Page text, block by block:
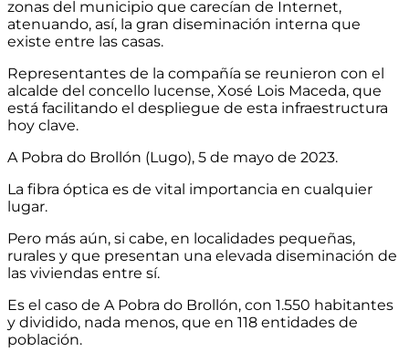
zonas del municipio que carecían de Internet,
atenuando, así, la gran diseminación interna que
existe entre las casas.
Representantes de la compañía se reunieron con el
alcalde del concello lucense, Xosé Lois Maceda, que
está facilitando el despliegue de esta infraestructura
hoy clave.
A Pobra do Brollón (Lugo), 5 de mayo de 2023.
La fibra óptica es de vital importancia en cualquier
lugar.
Pero más aún, si cabe, en localidades pequeñas,
rurales y que presentan una elevada diseminación de
las viviendas entre sí.
Es el caso de A Pobra do Brollón, con 1.550 habitantes
y dividido, nada menos, que en 118 entidades de
población.